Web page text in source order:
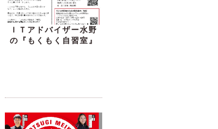
ＩＴアドバイザー水野
の『もくもく自習室』